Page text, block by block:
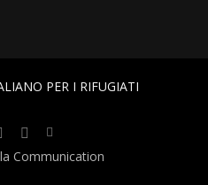
PER I RIFUGIATI
Communication